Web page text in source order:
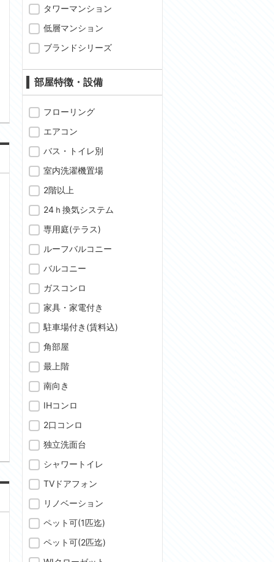
合わせ
合わせ
タワーマンション
低層マンション
ブランドシリーズ
部屋特徴・設備
フローリング
エアコン
バス・トイレ別
室内洗濯機置場
2階以上
24ｈ換気システム
専用庭(テラス)
ルーフバルコニー
バルコニー
ガスコンロ
家具・家電付き
駐車場付き(賃料込)
角部屋
最上階
南向き
IHコンロ
2口コンロ
独立洗面台
シャワートイレ
TVドアフォン
リノベーション
ペット可(1匹迄)
ペット可(2匹迄)